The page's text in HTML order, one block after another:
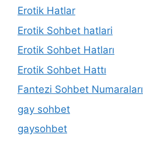
Erotik Hatlar
Erotik Sohbet hatlari
Erotik Sohbet Hatları
Erotik Sohbet Hattı
Fantezi Sohbet Numaraları
gay sohbet
gaysohbet